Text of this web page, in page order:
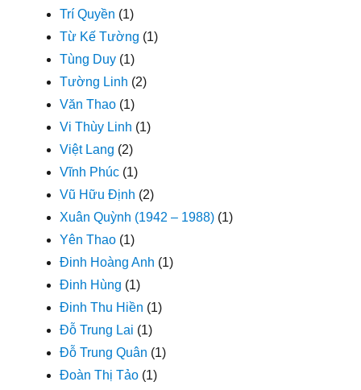
Trí Quyền (1)
Từ Kế Tường (1)
Tùng Duy (1)
Tường Linh (2)
Văn Thao (1)
Vi Thùy Linh (1)
Việt Lang (2)
Vĩnh Phúc (1)
Vũ Hữu Định (2)
Xuân Quỳnh (1942 – 1988) (1)
Yên Thao (1)
Đinh Hoàng Anh (1)
Đinh Hùng (1)
Đinh Thu Hiền (1)
Đỗ Trung Lai (1)
Đỗ Trung Quân (1)
Đoàn Thị Tảo (1)